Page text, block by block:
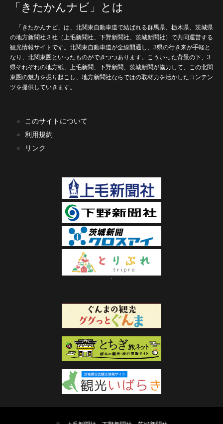
「きたかんナビ」とは
「きたかんナビ」は、北関東自動車道で結ばれる群馬県、栃木県、茨城県
の地方新聞社３社（上毛新聞社、下野新聞社、茨城新聞社）で共同運営する
観光情報サイトです。北関東自動車道が全線開通し、3県の行き来が手軽と
なり、北関東圏といったものができつつあります。こういった背景の下、3
県それぞれの地方紙、上毛新聞、下野新聞、茨城新聞が協力して、この北関
東圏の魅力を掘り起こし、地方新聞社ならではの取材力を活かしたコンテン
ツを提供していきます。
このサイトについて
利用規約
リンク